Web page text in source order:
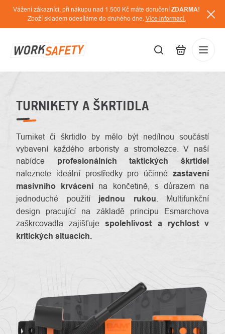
Přejít
obsah
Vážení zákazníci, při nákupu nad 1.500 Kč máte doručení ZDARMA!
Zboží skladem odesíláme do druhého dne. Více informací.
TURNIKETY A ŠKRTIDLA
Turniket či škrtidlo by mělo být nedílnou součástí
vybavení každého arboristy a stromolezce. V naší
nabídce profesionálních taktických škrtidel
naleznete ideální prostředky pro účinné zastavení
masivního krvácení na končetině, s důrazem na
jednoduché použití jednou rukou . Multifunkční
design pracující na základě principu Esmarchova
zaškrcovadla zajišťujespolehlivost a rychlost v
kritických situacích.